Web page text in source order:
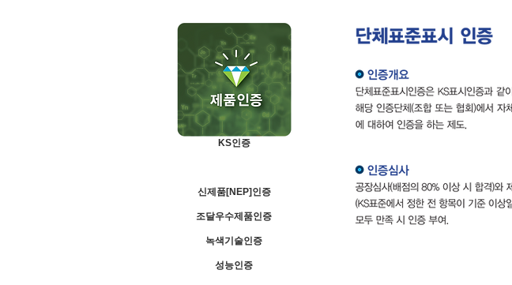
KS인증
신제품[NEP]인증
조달우수제품인증
녹색기술인증
성능인증